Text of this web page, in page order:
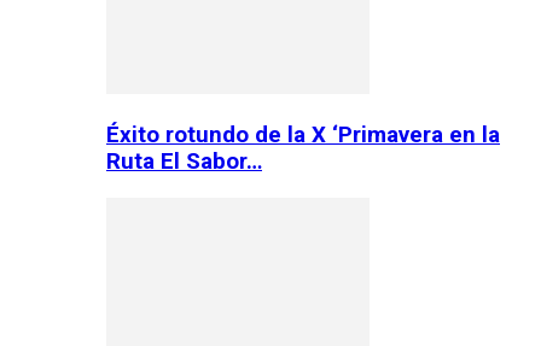
Éxito rotundo de la X ‘Primavera en la
Ruta El Sabor…